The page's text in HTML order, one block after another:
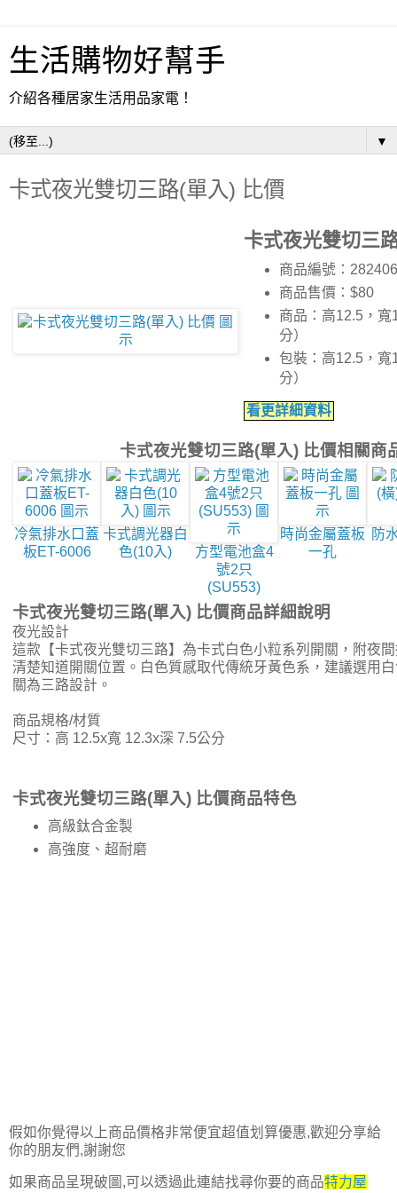
生活購物好幫手
介紹各種居家生活用品家電！
▼
卡式夜光雙切三路(單入) 比價
卡式夜光雙切三
商品編號：282406
商品售價：$80
商品：高12.5，寬
分）
包裝：高12.5，寬
分）
看更詳細資料
卡式夜光雙切三路(單入) 比價相關商
冷氣排水口蓋
板ET-6006
卡式調光器白
色(10入)
方型電池盒4
號2只
(SU553)
時尚金屬蓋板
一孔
防
卡式夜光雙切三路(單入) 比價商品詳細說明
夜光設計
這款【卡式夜光雙切三路】為卡式白色小粒系列開關，附夜
清楚知道開關位置。白色質感取代傳統牙黃色系，建議選用
關為三路設計。
商品規格/材質
尺寸：高 12.5x寬 12.3x深 7.5公分
卡式夜光雙切三路(單入) 比價商品特色
高級鈦合金製
高強度、超耐磨
假如你覺得以上商品價格非常便宜超值划算優惠,歡迎分享給
你的朋友們,謝謝您
如果商品呈現破圖,可以透過此連結找尋你要的商品特力屋